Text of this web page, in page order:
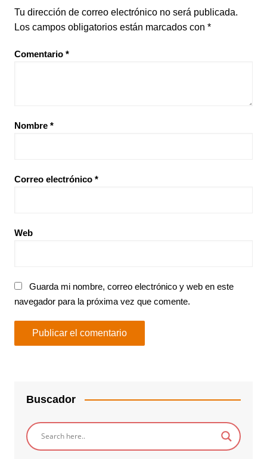
Tu dirección de correo electrónico no será publicada.
Los campos obligatorios están marcados con *
Comentario *
Nombre *
Correo electrónico *
Web
Guarda mi nombre, correo electrónico y web en este
navegador para la próxima vez que comente.
Buscador